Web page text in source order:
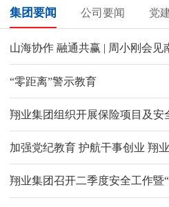
集团要闻 公司要闻 党
山海协作 融通共赢 | 周小刚会
“零距离”警示教育
翔业集团组织开展保险项目及安
翔业集团召开二季度安全工作暨